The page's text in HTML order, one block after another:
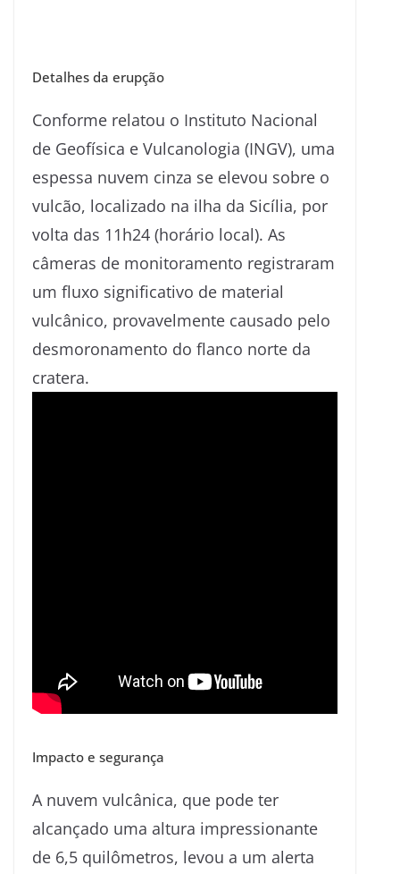
Detalhes da erupção
Conforme relatou o Instituto Nacional
de Geofísica e Vulcanologia (INGV), uma
espessa nuvem cinza se elevou sobre o
vulcão, localizado na ilha da Sicília, por
volta das 11h24 (horário local). As
câmeras de monitoramento registraram
um fluxo significativo de material
vulcânico, provavelmente causado pelo
desmoronamento do flanco norte da
cratera.
Impacto e segurança
A nuvem vulcânica, que pode ter
alcançado uma altura impressionante
de 6,5 quilômetros, levou a um alerta